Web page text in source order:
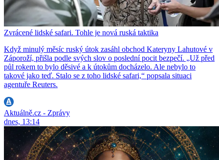
Zvrácené lidské safari. Tohle je nová ruská taktika
Když minulý měsíc ruský útok zasáhl obchod Kateryny Lahutové v
Záporoží, přišla podle svých slov o poslední pocit bezpečí. „Už před
půl rokem to bylo děsivé a k útokům docházelo. Ale nebylo to
takové jako teď. Stalo se z toho lidské safari,“ popsala situaci
agentuře Reuters.
Aktuálně.cz - Zprávy
dnes, 13:14